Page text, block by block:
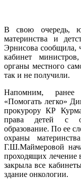
В свою очередь,
материнства и
Эрнисова сообщила,
кабинет
органы местного
так и не получили.
Напомним, ранее
«Помогать легко»
прокурору КР
права детей с
образование. По ее
охраны
Г.Ш.Маймеровой
проходящих лечение
закрыла все
здание онкологии.